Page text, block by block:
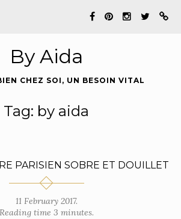
By Aida
CHEZ SOI, UN BESOIN VITAL
Tag: by aida
PARISIEN SOBRE ET DOUILLET
11 February 2017.
Reading time 3 minutes.